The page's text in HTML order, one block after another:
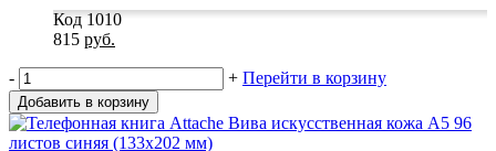
Код 1010
815 руб.
- + Перейти в корзину
Добавить в корзину